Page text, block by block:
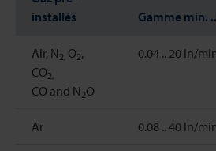
installés
Gamme min.
Air, N 2, O2,
CO2,
CO and N 2O
0.04 .. 20 ln/
Ar 0.08 .. 40 ln/